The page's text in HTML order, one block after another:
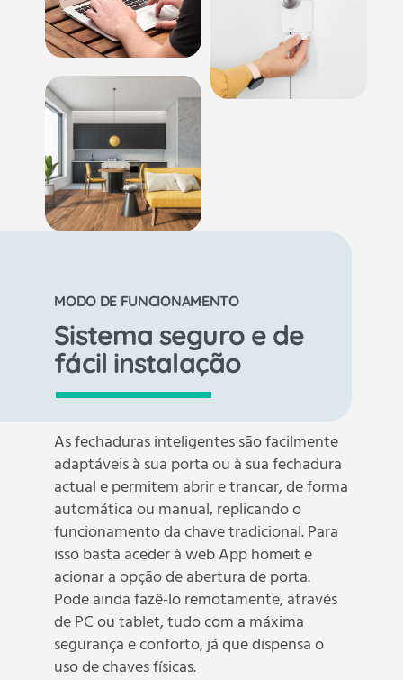
MODO DE FUNCIONAMENTO
Sistema seguro e de
fácil instalação
As fechaduras inteligentes são facilmente
adaptáveis à sua porta ou à sua fechadura
actual e permitem abrir e trancar, de forma
automática ou manual, replicando o
funcionamento da chave tradicional. Para
isso basta aceder à web App homeit e
acionar a opção de abertura de porta.
Pode ainda fazê-lo remotamente, através
de PC ou tablet, tudo com a máxima
segurança e conforto, já que dispensa o
uso de chaves físicas.